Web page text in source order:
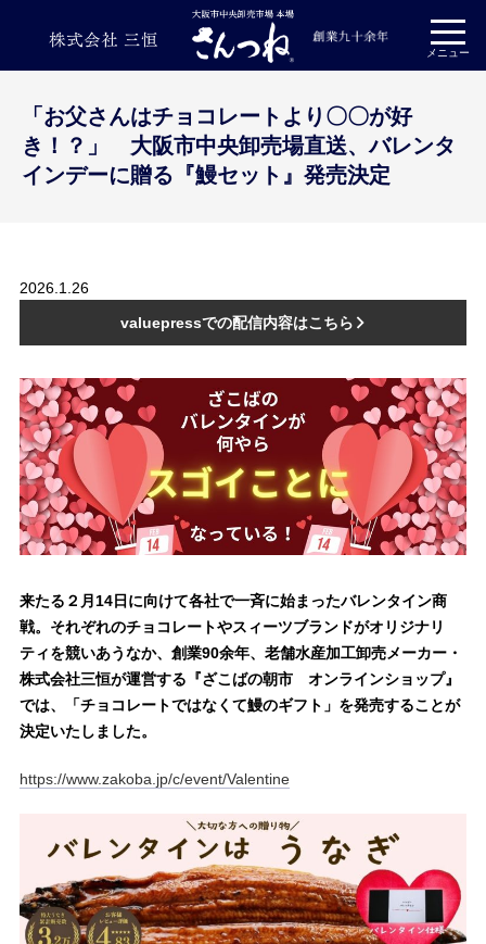
メニュー
プライバシーポリシー
「お父さんはチョコレートより〇〇が好
き！？」 大阪市中央卸売場直送、バレンタ
インデーに贈る『鰻セット』発売決定
2026.1.26
valuepressでの配信内容はこちら
来たる２月14日に向けて各社で一斉に始まったバレンタイン商
戦。それぞれのチョコレートやスィーツブランドがオリジナリ
ティを競いあうなか、創業90余年、老舗水産加工卸売メーカー・
株式会社三恒が運営する『ざこばの朝市 オンラインショップ』
では、「チョコレートではなくて鰻のギフト」を発売することが
決定いたしました。
https://www.zakoba.jp/c/event/Valentine